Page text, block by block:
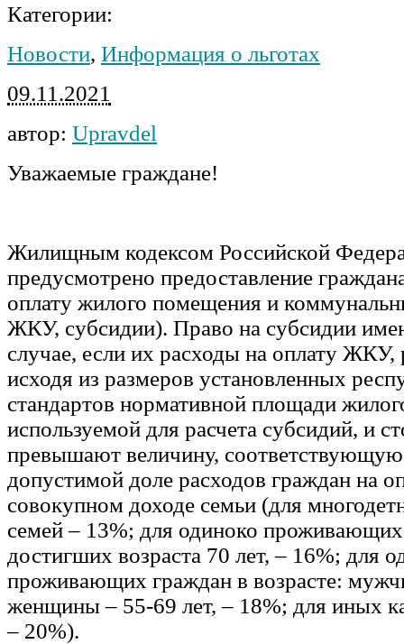
Категории:
Новости, Информация о льготах
09.11.2021
автор: Upravdel
Уважаемые граждане!
Жилищным кодексом Российской
предусмотрено предоставление
оплату жилого помещения и
ЖКУ, субсидии). Право на субсидии
случае, если их расходы на оплату ЖКУ,
исходя из размеров установленных
стандартов нормативной площади
используемой для расчета субсидий, и
превышают величину,
допустимой доле расходов граждан на
совокупном доходе семьи (для
семей – 13%; для одиноко
достигших возраста 70 лет, – 16%; для
проживающих граждан в возрасте:
женщины – 55-69 лет, – 18%; для иных
– 20%).